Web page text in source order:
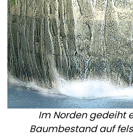
Im Norden gedeiht
Baumbestand auf